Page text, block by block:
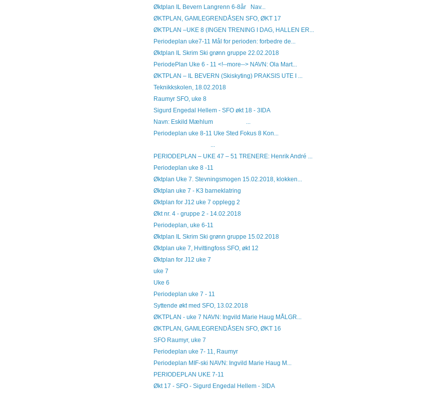
Øktplan IL Bevern Langrenn 6-8år Nav...
ØKTPLAN, GAMLEGRENDÅSEN SFO, ØKT 17
ØKTPLAN –UKE 8 (INGEN TRENING I DAG, HALLEN ER...
Periodeplan uke7-11 Mål for perioden: forbedre de...
Øktplan IL Skrim Ski grønn gruppe 22.02.2018
PeriodePlan Uke 6 - 11 <!--more--> NAVN: Ola Mart...
ØKTPLAN – IL BEVERN (Skiskyting) PRAKSIS UTE I ...
Teknikkskolen, 18.02.2018
Raumyr SFO, uke 8
Sigurd Engedal Hellem - SFO økt 18 - 3IDA
Navn: Eskild Mæhlum ...
Periodeplan uke 8-11 Uke Sted Fokus 8 Kon...
...
PERIODEPLAN – UKE 47 – 51 TRENERE: Henrik André ...
Periodeplan uke 8 -11
Øktplan Uke 7. Stevningsmogen 15.02.2018, klokken...
Øktplan uke 7 - K3 barneklatring
Øktplan for J12 uke 7 opplegg 2
Økt nr. 4 - gruppe 2 - 14.02.2018
Periodeplan, uke 6-11
Øktplan IL Skrim Ski grønn gruppe 15.02.2018
Øktplan uke 7, Hvittingfoss SFO, økt 12
Øktplan for J12 uke 7
uke 7
Uke 6
Periodeplan uke 7 - 11
Syttende økt med SFO, 13.02.2018
ØKTPLAN - uke 7 NAVN: Ingvild Marie Haug MÅLGR...
ØKTPLAN, GAMLEGRENDÅSEN SFO, ØKT 16
SFO Raumyr, uke 7
Periodeplan uke 7- 11, Raumyr
Periodeplan MIF-ski NAVN: Ingvild Marie Haug M...
PERIODEPLAN UKE 7-11
Økt 17 - SFO - Sigurd Engedal Hellem - 3IDA